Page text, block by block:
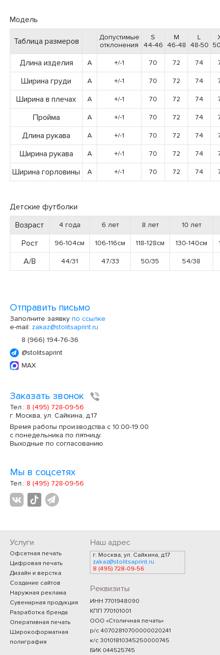
Модель
Таблица размеров
Допустимые
отклонения
S
44-46
M
46-48
L
48-50
Длина изделия A +/-1 70 72 74
Ширина груди A +/-1 70 72 74
Ширина в плечах A +/-1 70 72 74
Пройма A +/-1 70 72 74
Длина рукава A +/-1 70 72 74
Ширина рукава A +/-1 70 72 74
Ширина горловины A +/-1 70 72 74
Детские футболки
Возраст
4 года 6 лет 8 лет 10 лет
Рост 96-104см 106-116см 118-128см 130-140см
А/В 44/31 47/33 50/35 54/38
Отправить письмо
Заполните заявку по ссылке
e-mail: zakaz@stolitsaprint.ru
8 (966) 194-76-36
@stolitsaprint
MAX
Заказать звонок
Тел.: 8 (495) 728-09-56
г. Москва, ул. Сайкина, д.17
Время работы производства с 10:00-19:00
с понедельника по пятницу.
Выходные по согласованию.
Мы в соцсетях
Тел.: 8 (495) 728-09-56
Услуги
Офсетная печать
Цифровая печать
Дизайн и верстка
Создание сайтов
Наружная реклама
Сувенирная продукция
Разработка бренда
Оперативная печать
Широкоформатная
полиграфия
Наш адрес
г. Москва, ул. Сайкина, д.17
zakaz@stolitsaprint.ru
8 (495) 728-09-56
Реквизиты
ИНН 7701948090
КПП 770101001
ООО «Столичная печать»
р/с 40702810700000020241
к/с 30101810345250000745
БИК 044525745